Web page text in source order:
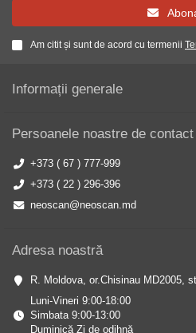
Am citit și sunt de acord cu termenii
Informații generale
Persoanele noastre de contact
+373 ( 67 ) 777-999
+373 ( 22 ) 296-396
neoscan@neoscan.md
Adresa noastră
R. Moldova, or.Chisinau MD2005,
Luni-Vineri 9:00-18:00
Simbata 9:00-13:00
Duminică Zi de odihnă